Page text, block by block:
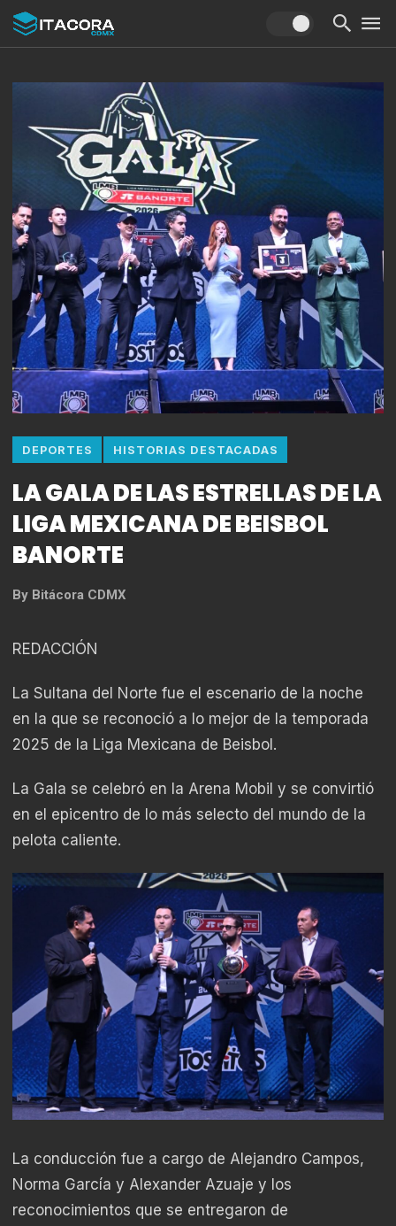
DEPORTES HISTORIAS DESTACADAS
LA GALA DE LAS ESTRELLAS DE LA
LIGA MEXICANA DE BEISBOL
BANORTE
By Bitácora CDMX
REDACCIÓN
La Sultana del Norte fue el escenario de la noche
en la que se reconoció a lo mejor de la temporada
2025 de la Liga Mexicana de Beisbol.
La Gala se celebró en la Arena Mobil y se convirtió
en el epicentro de lo más selecto del mundo de la
pelota caliente.
La conducción fue a cargo de Alejandro Campos,
Norma García y Alexander Azuaje y los
reconocimientos que se entregaron de